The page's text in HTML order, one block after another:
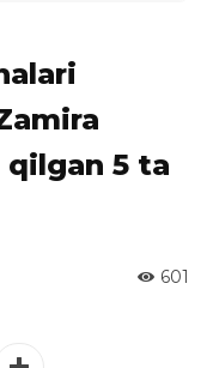
qilgan 5 ta
601